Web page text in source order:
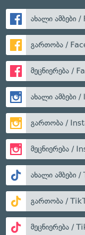
ახალი ამბები
გართობა /
მეცნიერება /
ახალი ამბები
გართობა /
მეცნიერება /
ახალი ამბები /
გართობა /
მეცნიერება /